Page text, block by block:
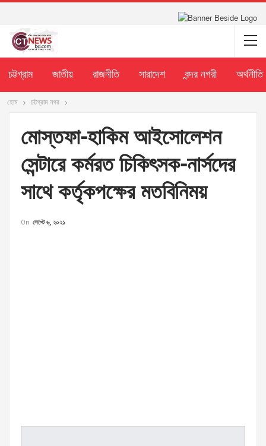
চট্টগ্রাম জাতীয় রাজনীতি সারাদেশ বন্দর নগরী অর্থনীতি
হোম চট্টগ্রাম নগর
মোস্তফা-হাকিম আইসোলেশন
সেন্টারে কর্মরত চিকিৎসক-নার্সদের
সাথে কর্তৃকপক্ষের মতবিনিময়
On সেপ্টে ৬, ২০২১